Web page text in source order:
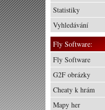
Statistiky
Vyhledávání
Fly Software:
Fly Software
G2F obrázky
Cheaty k hrám
Mapy her